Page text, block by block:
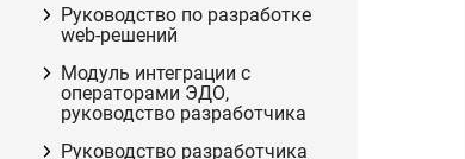
Руководство по разработке
web-решений
Модуль интеграции с
операторами ЭДО,
руководство разработчика
Руководство разработчика